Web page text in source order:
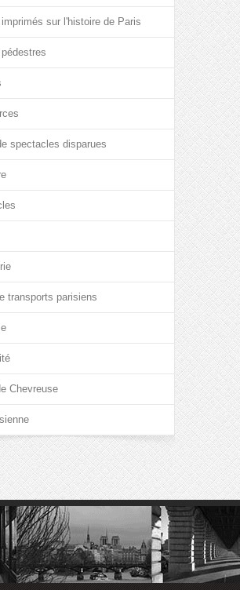
sur l'histoire de Paris
spectacles disparues
transports parisiens
Chevreuse